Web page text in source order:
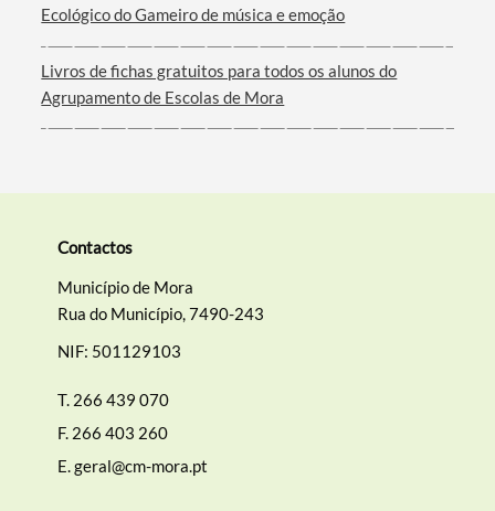
Ecológico do Gameiro de música e emoção
Livros de fichas gratuitos para todos os alunos do
Agrupamento de Escolas de Mora
Contactos
Município de Mora
Rua do Município, 7490-243
NIF: 501129103
T. 266 439 070
F. 266 403 260
E.geral@cm-mora.pt